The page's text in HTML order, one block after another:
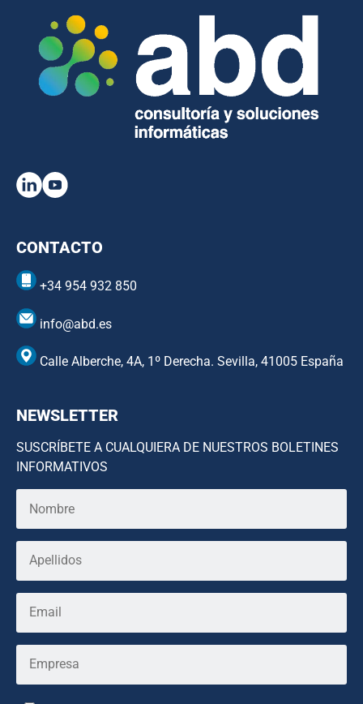
CONTACTO
+34 954 932 850
info@abd.es
Calle Alberche, 4A, 1º Derecha. Sevilla, 41005 España
NEWSLETTER
SUSCRÍBETE A CUALQUIERA DE NUESTROS BOLETINES
INFORMATIVOS